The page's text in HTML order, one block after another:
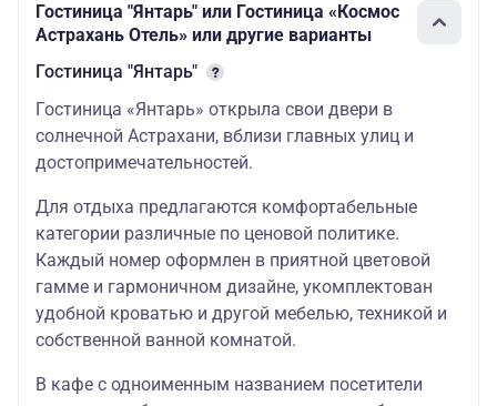
Гостиница "Янтарь" или Гостиница «Космос
Астрахань Отель» или другие варианты
Гостиница "Янтарь"
Гостиница «Янтарь» открыла свои двери в
солнечной Астрахани, вблизи главных улиц и
достопримечательностей.
Для отдыха предлагаются комфортабельные
категории различные по ценовой политике.
Каждый номер оформлен в приятной цветовой
гамме и гармоничном дизайне, укомплектован
удобной кроватью и другой мебелью, техникой и
собственной ванной комнатой.
В кафе с одноименным названием посетители